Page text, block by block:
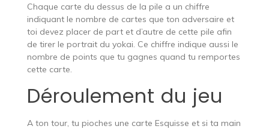
Chaque carte du dessus de la pile a un chiffre
indiquant le nombre de cartes que ton adversaire et
toi devez placer de part et d’autre de cette pile afin
de tirer le portrait du yokai. Ce chiffre indique aussi le
nombre de points que tu gagnes quand tu remportes
cette carte.
Déroulement du jeu
A ton tour, tu pioches une carte Esquisse et si ta main